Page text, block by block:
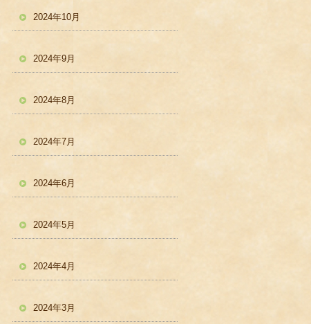
2024年10月
2024年9月
2024年8月
2024年7月
2024年6月
2024年5月
2024年4月
2024年3月